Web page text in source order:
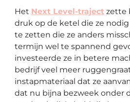
Het Next Level-traject zette
druk op de ketel die ze
te zetten die ze anders
termijn wel te spannend
investeerde ze in betere
bedrijf veel meer
instapmateriaal dat ze
dat nu bijna bezweek onder